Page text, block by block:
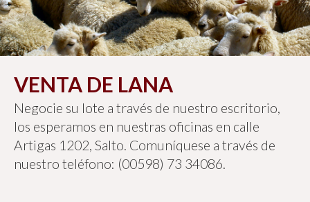
VENTA DE LANA
Negocie su lote a través de nuestro escritorio,
los esperamos en nuestras oficinas en calle
Artigas 1202, Salto. Comuníquese a través de
nuestro teléfono: (00598) 73 34086.